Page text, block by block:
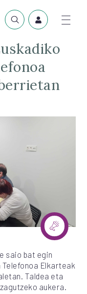
saio bat egin
Elkarteak
Taldea eta
aukera.